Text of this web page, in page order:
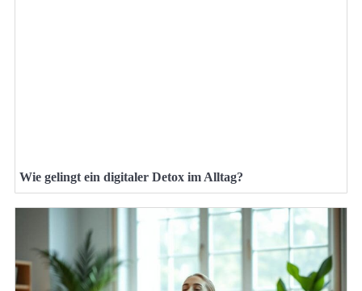
Wie gelingt ein digitaler Detox im Alltag?